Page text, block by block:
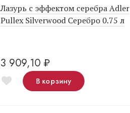
Лазурь с эффектом серебра Adler
Pullex Silverwood Серебро 0.75 л
3 909,10 ₽
В корзину